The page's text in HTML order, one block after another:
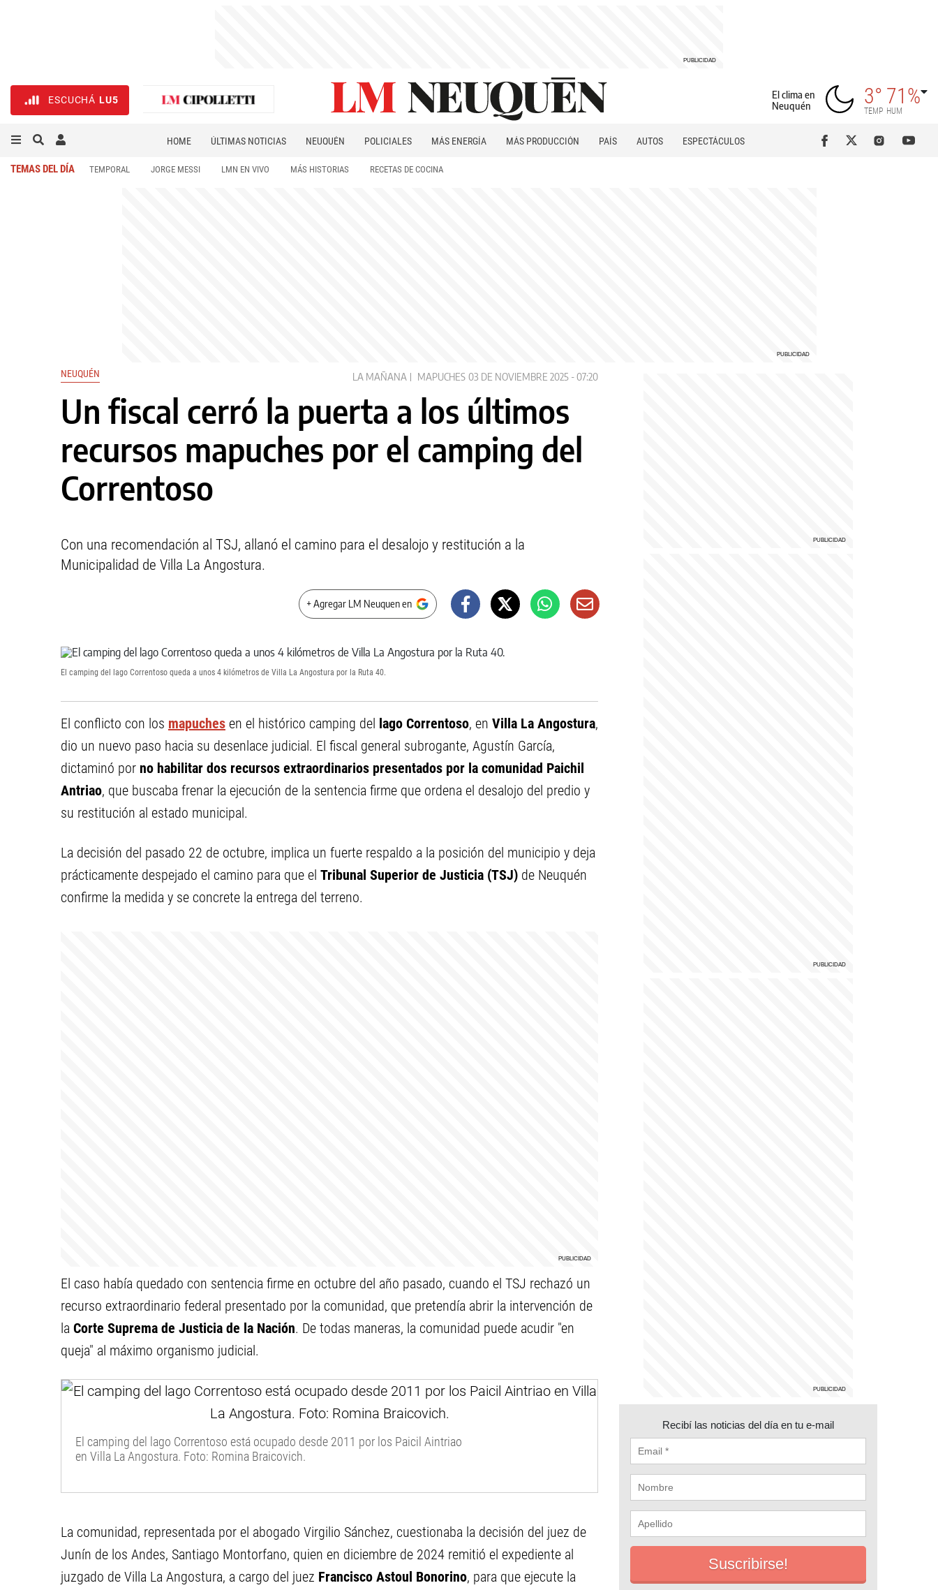
ESCUCHÁ LU5
El clima en
Neuquén
3°
TEMP
71%
HUM
HOME ÚLTIMAS NOTICIAS NEUQUÉN POLICIALES MÁS ENERGÍA MÁS PRODUCCIÓN PAÍS AUTOS
ESPECTÁCULOS
TEMAS DEL DÍA TEMPORAL JORGE MESSI LMN EN VIVO MÁS HISTORIAS RECETAS DE COCINA
NEUQUÉN LA MAÑANA MAPUCHES 03 DE NOVIEMBRE 2025 - 07:20
Un fiscal cerró la puerta a los últimos
recursos mapuches por el camping del
Correntoso
Con una recomendación al TSJ, allanó el camino para el desalojo y restitución a la
Municipalidad de Villa La Angostura.
+ Agregar LM Neuquen en
El camping del lago Correntoso queda a unos 4 kilómetros de Villa La Angostura por la Ruta 40.
El conflicto con los mapuches en el histórico camping del lago Correntoso, en Villa La Angostura,
dio un nuevo paso hacia su desenlace judicial. El fiscal general subrogante, Agustín García,
dictaminó por no habilitar dos recursos extraordinarios presentados por la comunidad Paichil
Antriao, que buscaba frenar la ejecución de la sentencia firme que ordena el desalojo del predio y
su restitución al estado municipal.
La decisión del pasado 22 de octubre, implica un fuerte respaldo a la posición del municipio y deja
prácticamente despejado el camino para que el Tribunal Superior de Justicia (TSJ) de Neuquén
confirme la medida y se concrete la entrega del terreno.
El caso había quedado con sentencia firme en octubre del año pasado, cuando el TSJ rechazó un
recurso extraordinario federal presentado por la comunidad, que pretendía abrir la intervención de
la Corte Suprema de Justicia de la Nación. De todas maneras, la comunidad puede acudir "en
queja" al máximo organismo judicial.
El camping del lago Correntoso está ocupado desde 2011 por los Paicil Aintriao
en Villa La Angostura. Foto: Romina Braicovich.
La comunidad, representada por el abogado Virgilio Sánchez, cuestionaba la decisión del juez de
Junín de los Andes, Santiago Montorfano, quien en diciembre de 2024 remitió el expediente al
juzgado de Villa La Angostura, a cargo del juez Francisco Astoul Bonorino, para que ejecute la
Recibí las noticias del día en tu e-mail